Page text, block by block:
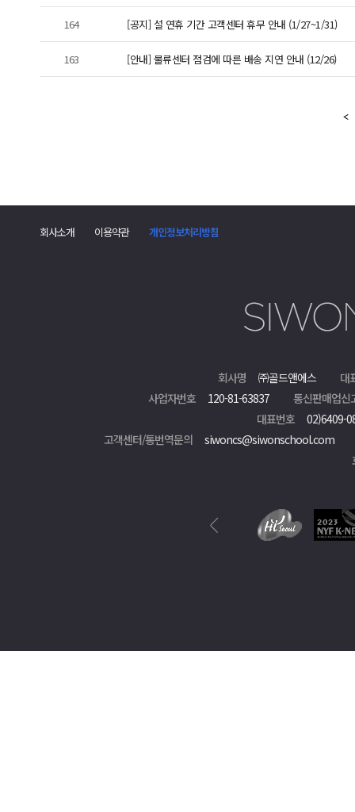
164 [공지] 설 연휴 기간 고객센터 휴무 안내 (1/27~1/31)
163 [안내] 물류센터 점검에 따른 배송 지연 안내 (12/26)
회사소개 이용약관 개인정보처리방침
회사명 ㈜골드앤에스
대
사업자번호
120-81-63837
통신판매업신
대표번호
02)6409-
고객센터/통번역문의
siwoncs@siwonschool.com